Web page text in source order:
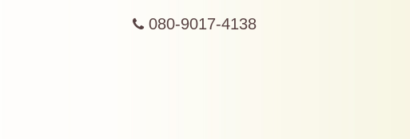
080-9017-4138